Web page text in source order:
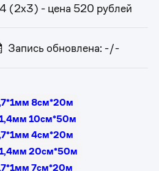
(2х3) - цена 520 рублей
Запись обновлена: -/-
8см*20м
10см*50м
4см*20м
20см*50м
7см*20м